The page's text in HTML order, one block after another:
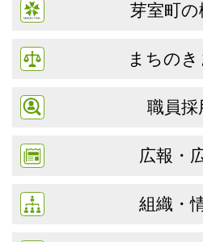
芽室町の
まちのき
職員採
広報・
組織・